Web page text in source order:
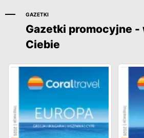
GAZETKI
Gazetki promocyjne -
Ciebie